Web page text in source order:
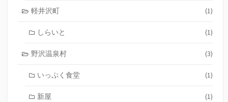
軽井沢町 (1)
しらいと (1)
野沢温泉村 (3)
いっぷく食堂 (1)
新屋 (1)